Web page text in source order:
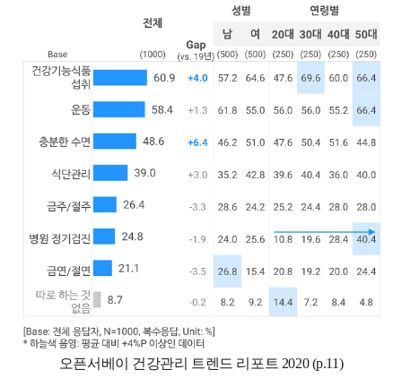
오픈서베이 건강관리 트렌드 리포트 2020 (p.11)